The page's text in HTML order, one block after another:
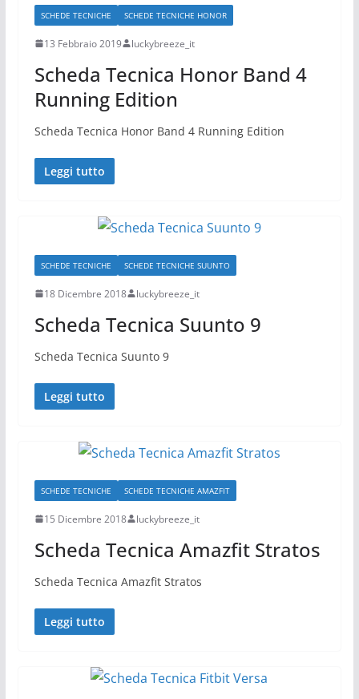
SCHEDE TECNICHE SCHEDE TECNICHE HONOR
13 Febbraio 2019 luckybreeze_it
Scheda Tecnica Honor Band 4
Running Edition
Scheda Tecnica Honor Band 4 Running Edition
Leggi tutto
SCHEDE TECNICHE SCHEDE TECNICHE SUUNTO
18 Dicembre 2018 luckybreeze_it
Scheda Tecnica Suunto 9
Scheda Tecnica Suunto 9
Leggi tutto
SCHEDE TECNICHE SCHEDE TECNICHE AMAZFIT
15 Dicembre 2018 luckybreeze_it
Scheda Tecnica Amazfit Stratos
Scheda Tecnica Amazfit Stratos
Leggi tutto